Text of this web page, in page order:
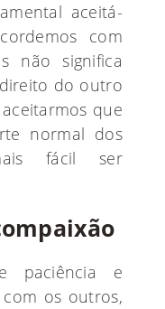
aceitá-
com
não significa
do outro
que
normal dos
fácil ser
paciência e
os outros,